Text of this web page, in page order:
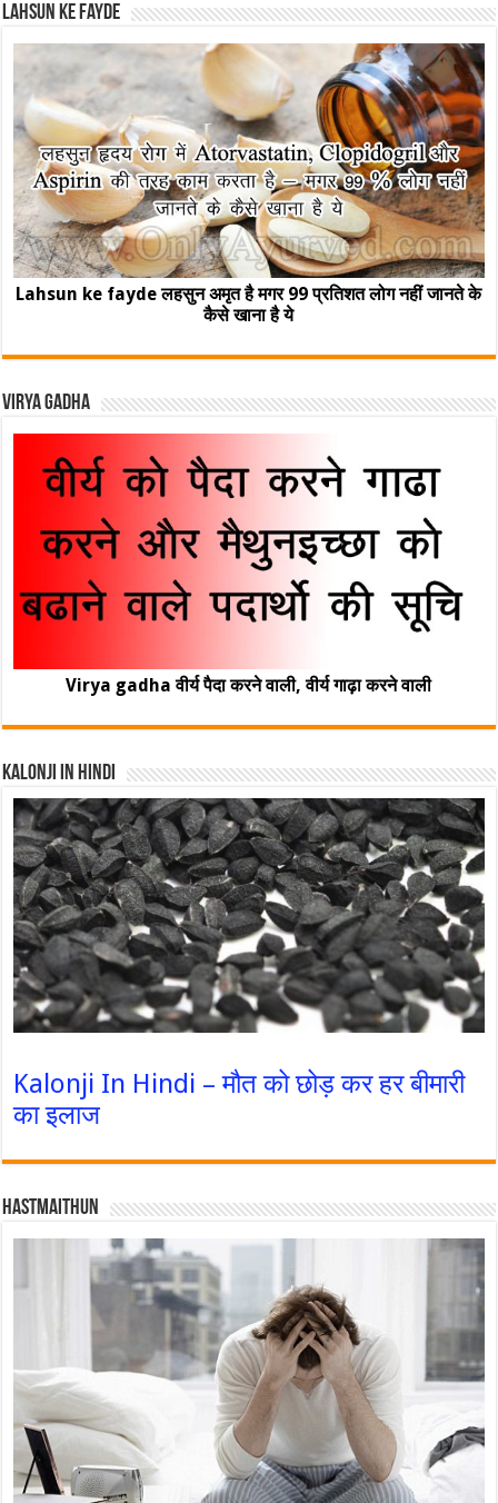
Lahsun ke fayde
Lahsun ke fayde लहसुन अमृत है मगर 99 प्रतिशत लोग नहीं जानते के
कैसे खाना है ये
Virya Gadha
Virya gadha वीर्य पैदा करने वाली, वीर्य गाढ़ा करने वाली
Kalonji In Hindi
Kalonji In Hindi – मौत को छोड़ कर हर बीमारी
का इलाज
Hastmaithun